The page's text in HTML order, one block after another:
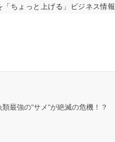
ちょっと上げる」ビジネス情
類最強の”サメ”が絶滅の危機！？